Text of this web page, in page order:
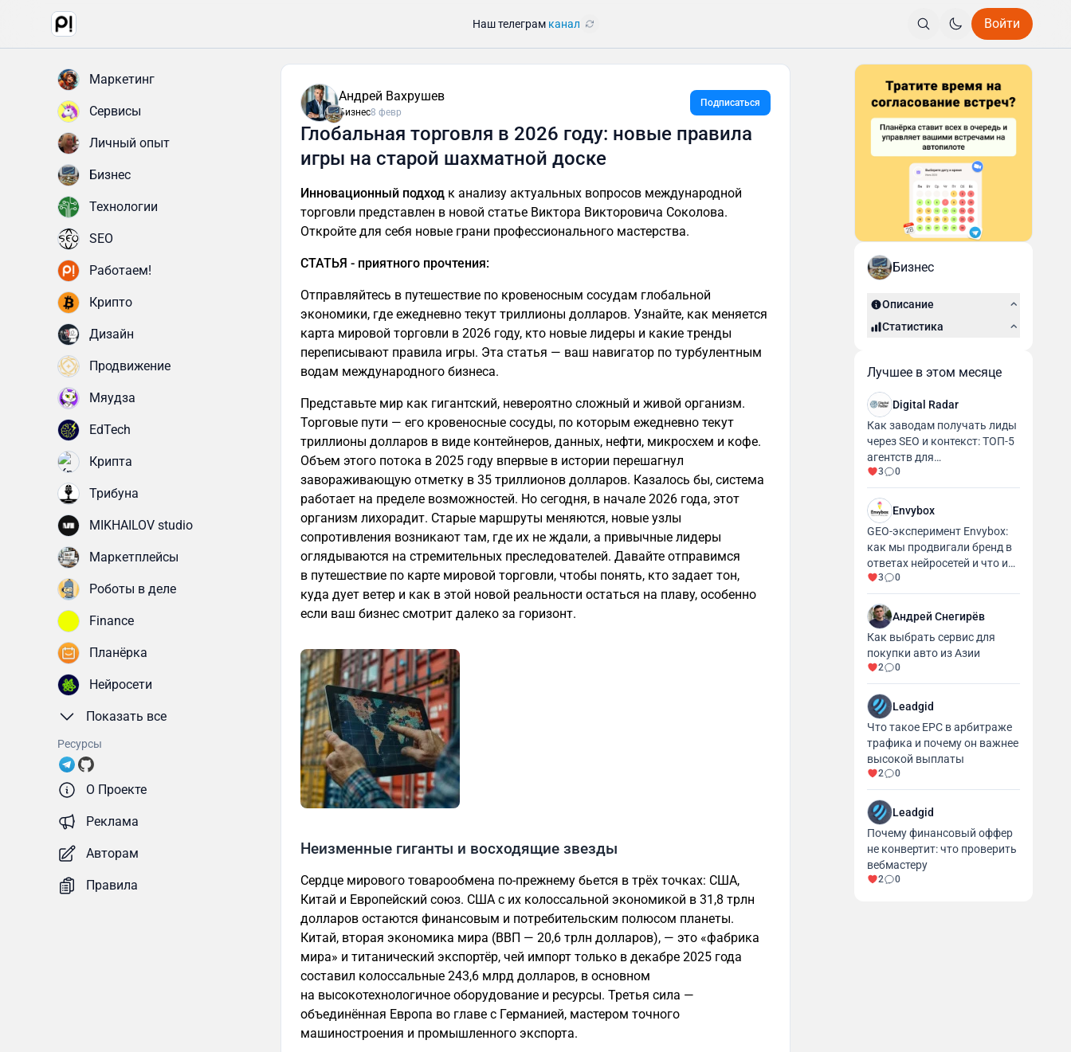
Наш телеграм канал Войти
Маркетинг
Сервисы
Личный опыт
Бизнес
Технологии
SEO
Работаем!
Крипто
Дизайн
Продвижение
Мяудза
EdTech
Крипта
Трибуна
MIKHAILOV studio
Маркетплейсы
Роботы в деле
Finance
Планёрка
Нейросети
Показать все
Ресурсы
О Проекте
Реклама
Авторам
Правила
Андрей Вахрушев
Бизнес8 февр
Подписаться
Глобальная торговля в 2026 году: новые правила
игры на старой шахматной доске
Инновационный подход к анализу актуальных вопросов международной
торговли представлен в новой статье Виктора Викторовича Соколова.
Откройте для себя новые грани профессионального мастерства.
СТАТЬЯ - приятного прочтения:
Отправляйтесь в путешествие по кровеносным сосудам глобальной
экономики, где ежедневно текут триллионы долларов. Узнайте, как меняется
карта мировой торговли в 2026 году, кто новые лидеры и какие тренды
переписывают правила игры. Эта статья — ваш навигатор по турбулентным
водам международного бизнеса.
Представьте мир как гигантский, невероятно сложный и живой организм.
Торговые пути — его кровеносные сосуды, по которым ежедневно текут
триллионы долларов в виде контейнеров, данных, нефти, микросхем и кофе.
Объем этого потока в 2025 году впервые в истории перешагнул
завораживающую отметку в 35 триллионов долларов. Казалось бы, система
работает на пределе возможностей. Но сегодня, в начале 2026 года, этот
организм лихорадит. Старые маршруты меняются, новые узлы
сопротивления возникают там, где их не ждали, а привычные лидеры
оглядываются на стремительных преследователей. Давайте отправимся
в путешествие по карте мировой торговли, чтобы понять, кто задает тон,
куда дует ветер и как в этой новой реальности остаться на плаву, особенно
если ваш бизнес смотрит далеко за горизонт.
Неизменные гиганты и восходящие звезды
Сердце мирового товарообмена по-прежнему бьется в трёх точках: США,
Китай и Европейский союз. США с их колоссальной экономикой в 31,8 трлн
долларов остаются финансовым и потребительским полюсом планеты.
Китай, вторая экономика мира (ВВП — 20,6 трлн долларов), — это «фабрика
мира» и титанический экспортёр, чей импорт только в декабре 2025 года
составил колоссальные 243,6 млрд долларов, в основном
на высокотехнологичное оборудование и ресурсы. Третья сила —
объединённая Европа во главе с Германией, мастером точного
машиностроения и промышленного экспорта.
Бизнес
Описание
Статистика
Лучшее в этом месяце
Digital Radar
Как заводам получать лиды
через SEO и контекст: ТОП-5
агентств для
промышленности и
производства
3 0
Envybox
GEO-эксперимент Envybox:
как мы продвигали бренд в
ответах нейросетей и что из
этого вышло
3 0
Андрей Снегирёв
Как выбрать сервис для
покупки авто из Азии
2 0
Leadgid
Что такое EPC в арбитраже
трафика и почему он важнее
высокой выплаты
2 0
Leadgid
Почему финансовый оффер
не конвертит: что проверить
вебмастеру
2 0